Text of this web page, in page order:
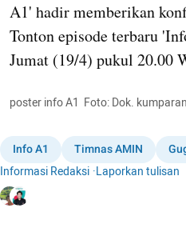
A1' hadir memberikan
Tonton episode terbaru
Jumat (19/4) pukul 20.00
poster info A1  Foto: Dok. kumparan
Info A1 Timnas AMIN
Informasi Redaksi ·Laporkan tulisan